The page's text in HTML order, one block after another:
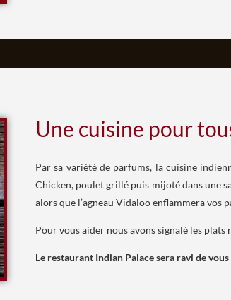
Une cuisine pour
Par sa variété de parfums, la cuisine
Chicken, poulet grillé puis mijoté dans une
alors que l’agneau Vidaloo enflammera vos
Pour vous aider nous avons signalé les plats
Le restaurant Indian Palace sera ravi de vous